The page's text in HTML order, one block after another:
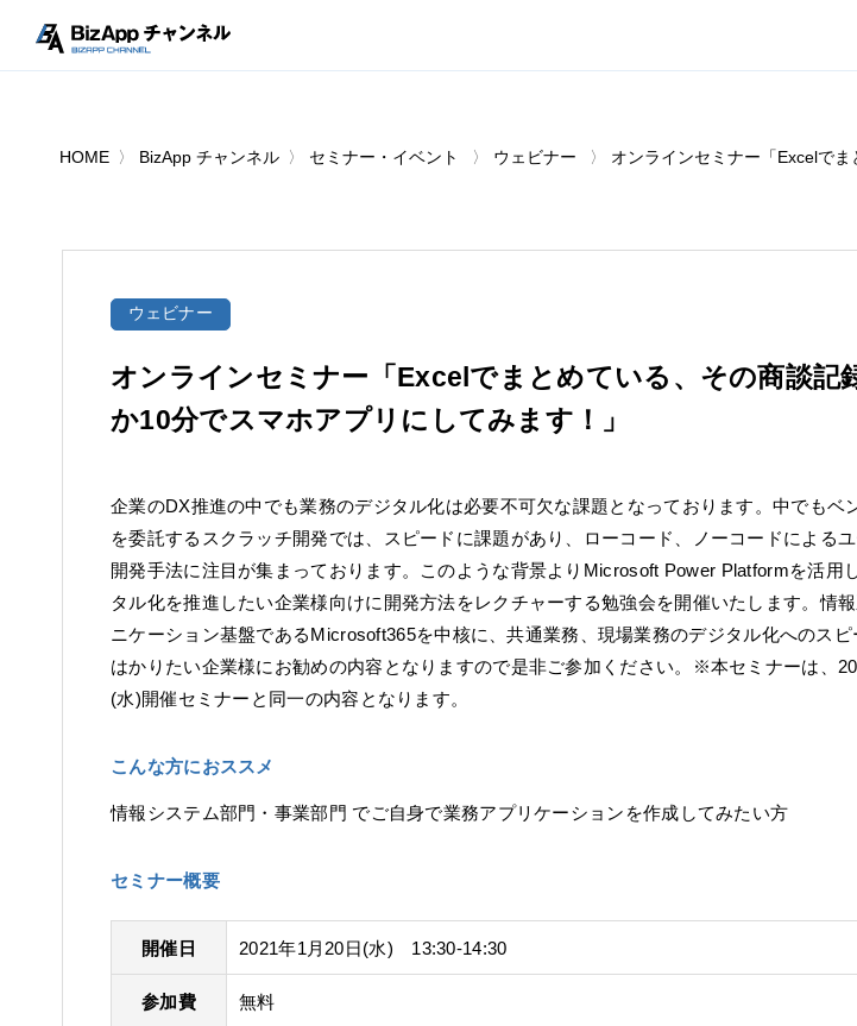
HOME BizApp チャンネル セミナー・イベント ウェビナー オンラインセミナー「Excelで
ウェビナー
オンラインセミナー「Excelでまとめている、その商談記
か10分でスマホアプリにしてみます！」
企業のDX推進の中でも業務のデジタル化は必要不可欠な課題となっております。中でもベ
を委託するスクラッチ開発では、スピードに課題があり、ローコード、ノーコードによる
開発手法に注目が集まっております。このような背景よりMicrosoft Power Platformを活用
タル化を推進したい企業様向けに開発方法をレクチャーする勉強会を開催いたします。情報
ニケーション基盤であるMicrosoft365を中核に、共通業務、現場業務のデジタル化へのス
はかりたい企業様にお勧めの内容となりますので是非ご参加ください。※本セミナーは、
(水)開催セミナーと同一の内容となります。
こんな方におススメ
情報システム部門・事業部門 でご自身で業務アプリケーションを作成してみたい方
セミナー概要
開催日 2021年1月20日(水) 13:30-14:30
参加費 無料